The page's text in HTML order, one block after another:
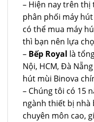
– Hiện nay trên
phân phối máy
có thể mua máy
thì bạn nên lựa
– Bếp Royal là
Nội, HCM, Đà
hút mùi Binova
– Chúng tôi có 15
ngành thiết bị nhà
chuyên môn cao,